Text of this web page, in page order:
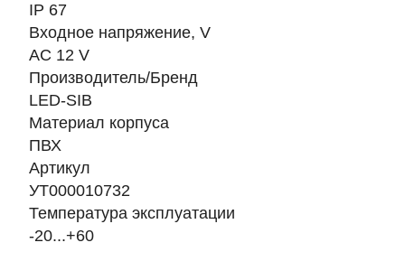
IP 67
Входное напряжение, V
AC 12 V
Производитель/Бренд
LED-SIB
Материал корпуса
ПВХ
Артикул
УТ000010732
Температура эксплуатации
-20...+60